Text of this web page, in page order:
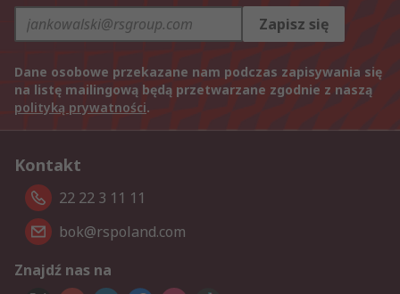
Zapisz się
Dane osobowe przekazane nam podczas zapisywania się
na listę mailingową będą przetwarzane zgodnie z naszą
polityką prywatności.
Kontakt
22 22 3 11 11
bok@rspoland.com
Znajdź nas na